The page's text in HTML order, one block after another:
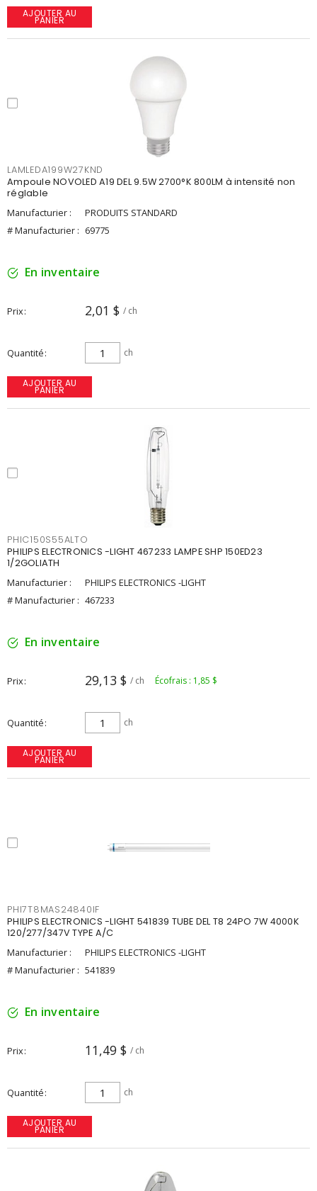
AJOUTER AU
PANIER
LAMLEDA199W27KND
Ampoule NOVOLED A19 DEL 9.5W 2700°K 800LM à intensité non
réglable
Manufacturier :
PRODUITS STANDARD
# Manufacturier : 69775
En inventaire
Prix 2,01 $ / ch
Quantité ch
AJOUTER AU
PANIER
PHIC150S55ALTO
PHILIPS ELECTRONICS -LIGHT 467233 LAMPE SHP 150ED23
1/2GOLIATH
Manufacturier :
PHILIPS ELECTRONICS -LIGHT
# Manufacturier : 467233
En inventaire
Prix 29,13 $ / ch Écofrais : 1,85 $
Quantité ch
AJOUTER AU
PANIER
PHI7T8MAS24840IF
PHILIPS ELECTRONICS -LIGHT 541839 TUBE DEL T8 24PO 7W 4000K
120/277/347V TYPE A/C
Manufacturier :
PHILIPS ELECTRONICS -LIGHT
# Manufacturier : 541839
En inventaire
Prix 11,49 $ / ch
Quantité ch
AJOUTER AU
PANIER